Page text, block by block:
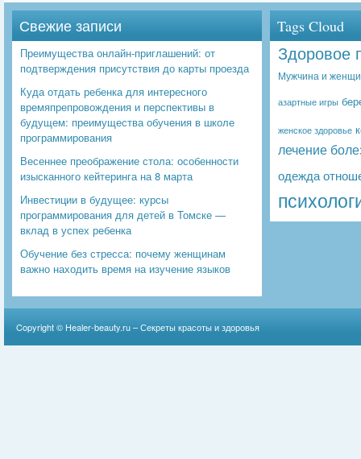
Свежие записи
Преимущества онлайн-приглашений: от
подтверждения присутствия до карты проезда
Куда отдать ребенка для интересного
времяпрепровождения и перспективы в
будущем: преимущества обучения в школе
программирования
Весеннее преображение стола: особенности
изысканного кейтеринга на 8 марта
Инвестиции в будущее: курсы
программирования для детей в Томске —
вклад в успех ребенка
Обучение без стресса: почему женщинам
важно находить время на изучение языков
Tags Cloud
Здоровое
Мужчина и
азартные игры
женское здоровье
лечение
одежда
Copyright © Healer-beauty.ru – Секреты красоты и здоровья